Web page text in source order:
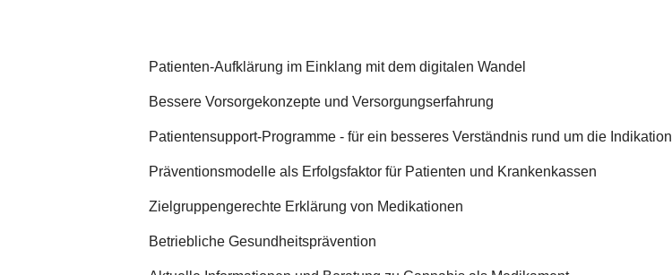
Patienten-Aufklärung im Einklang mit dem digitalen Wandel
Bessere Vorsorgekonzepte und Versorgungserfahrung
Patientensupport-Programme - für ein besseres Verständnis rund um die Indikation
Präventionsmodelle als Erfolgsfaktor für Patienten und Krankenkassen
Zielgruppengerechte Erklärung von Medikationen
Betriebliche Gesundheitsprävention